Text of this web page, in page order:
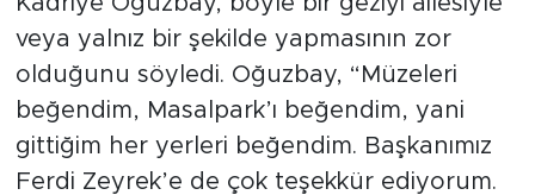
veya yalnız bir şekilde yapmasının zor
olduğunu söyledi. Oğuzbay, “Müzeleri
beğendim, Masalpark’ı beğendim, yani
gittiğim her yerleri beğendim. Başkanımız
Ferdi Zeyrek’e de çok teşekkür ediyorum.